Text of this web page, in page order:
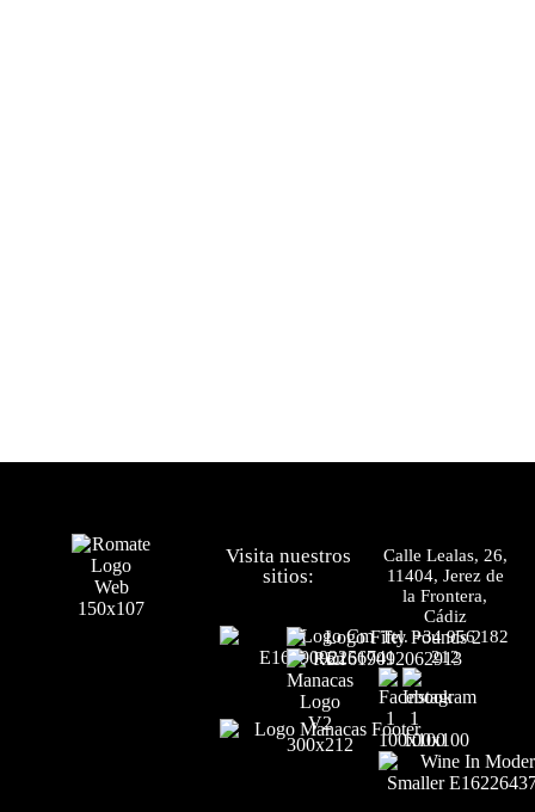
Visita nuestros
sitios:
Calle Lealas, 26,
11404, Jerez de
la Frontera,
Cádiz
Tel.+34 956 182
212